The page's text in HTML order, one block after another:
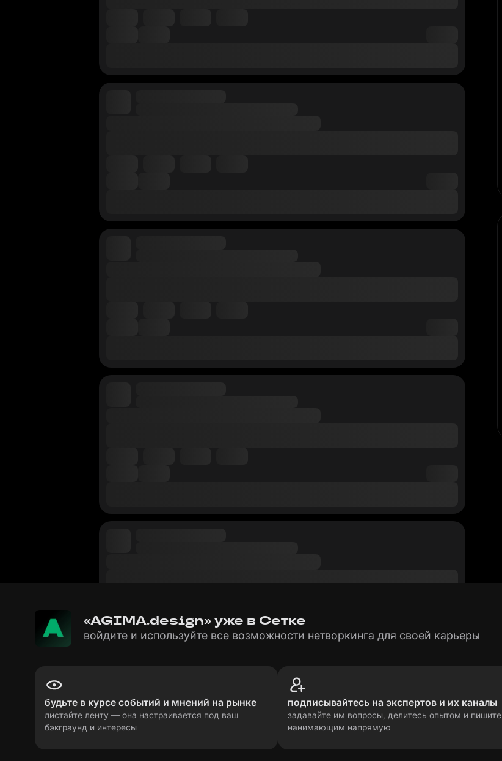
«AGIMA.design» уже в Сетке
войдите и используйте все возможности нетворкинга для своей карьеры
будьте в курсе событий и мнений на рынке
листайте ленту — она настраивается под ваш
бэкграунд и интересы
подписывайтесь на экспертов и их каналы
задавайте им вопросы, делитесь опытом и пишите
нанимающим напрямую